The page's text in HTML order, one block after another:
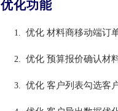
优化功能
1. 优化 材料商移动端订
2. 优化 预算报价确认材
3. 优化 客户列表勾选客